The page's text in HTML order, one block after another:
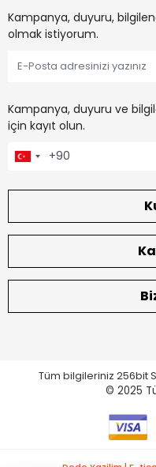
Kampanya, duyuru,
olmak istiyorum.
Kampanya, duyuru ve
için kayıt olun.
Tüm bilgileriniz 256bit
© 2025